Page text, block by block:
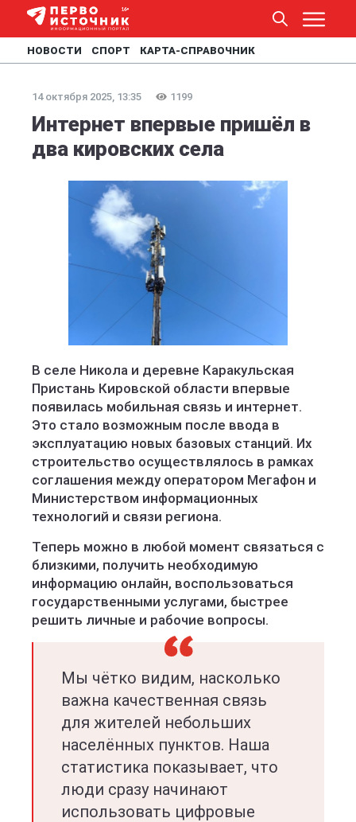
НОВОСТИ СПОРТ КАРТА-СПРАВОЧНИК
14 октября 2025, 13:35 1199
Интернет впервые пришёл в
два кировских села
В селе Никола и деревне Каракульская
Пристань Кировской области впервые
появилась мобильная связь и интернет.
Это стало возможным после ввода в
эксплуатацию новых базовых станций. Их
строительство осуществлялось в рамках
соглашения между оператором Мегафон и
Министерством информационных
технологий и связи региона.
Теперь можно в любой момент связаться с
близкими, получить необходимую
информацию онлайн, воспользоваться
государственными услугами, быстрее
решить личные и рабочие вопросы.
Мы чётко видим, насколько
важна качественная связь
для жителей небольших
населённых пунктов. Наша
статистика показывает, что
люди сразу начинают
использовать цифровые